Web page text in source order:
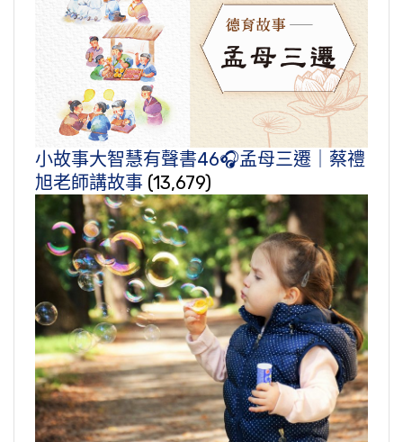
小故事大智慧有聲書46🎧孟母三遷｜蔡禮
旭老師講故事 (13,679)